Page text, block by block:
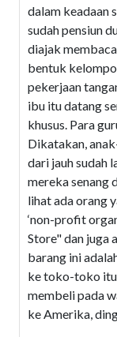
dalam keadaan
sudah pensiun
diajak
bentuk
pekerjaan
ibu itu datang
khusus. Para
Dikatakan,
dari jauh sudah
mereka senang
lihat ada orang
‘non-profit
Store" dan juga
barang ini
ke toko-toko itu
membeli pada
ke Amerika,